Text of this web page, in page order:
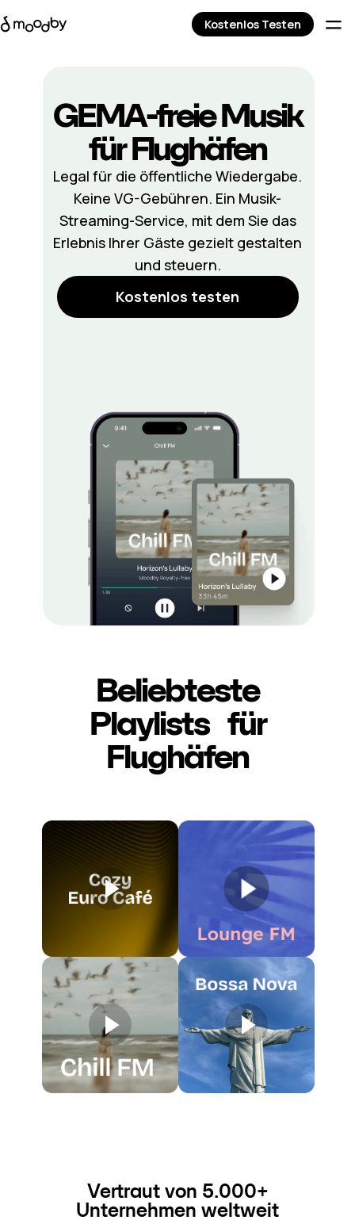
GEMA-freie Musik
für Flughäfen
Legal für die öffentliche Wiedergabe.
Keine VG-Gebühren. Ein Musik-
Streaming-Service, mit dem Sie das
Erlebnis Ihrer Gäste gezielt gestalten
und steuern.
Kostenlos testen
Beliebteste
Playlists für
Flughäfen
Vertraut von 5.000+
Unternehmen weltweit
Kostenlos Testen